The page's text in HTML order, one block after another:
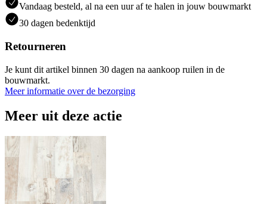
Vandaag besteld, al na een uur af te halen in jouw bouwmarkt
30 dagen bedenktijd
Retourneren
Je kunt dit artikel binnen 30 dagen na aankoop ruilen in de
bouwmarkt.
Meer informatie over de bezorging
Meer uit deze actie